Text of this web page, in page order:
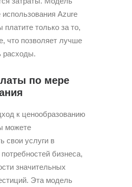
Azure
платите только за то,
что позволяет лучше
расходы.
по мере
к ценообразованию
можете
свои услуги в
бизнеса,
значительных
Эта модель